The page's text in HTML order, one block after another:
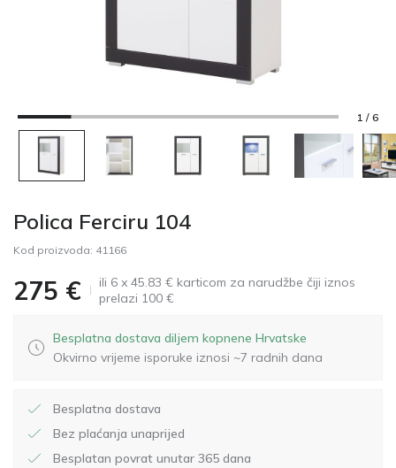
1 / 6
Polica Ferciru 104
Kod proizvoda: 41166
275 €
ili 6 x 45.83 € karticom za narudžbe čiji iznos
prelazi 100 €
Besplatna dostava diljem kopnene Hrvatske
Okvirno vrijeme isporuke iznosi ~7 radnih dana
Besplatna dostava
Bez plaćanja unaprijed
Besplatan povrat unutar 365 dana